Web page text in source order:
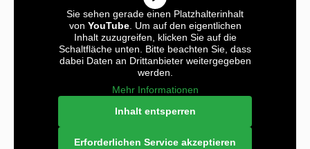
Sie sehen gerade einen Platzhalterinhalt
von YouTube. Um auf den eigentlichen
Inhalt zuzugreifen, klicken Sie auf die
Schaltfläche unten. Bitte beachten Sie, dass
dabei Daten an Drittanbieter weitergegeben
werden.
Mehr Informationen
Inhalt entsperren
Erforderlichen Service akzeptieren